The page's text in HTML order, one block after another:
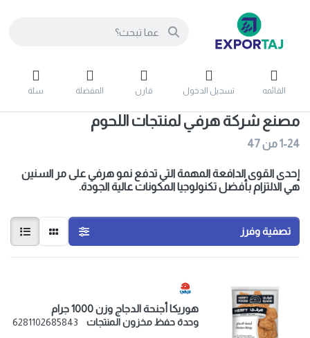
القائمه تسجيل الدخول قارن المفضلة سلة
مصنع شركة هرفي لمنتجات اللحوم
1-24من47
إحدى القوى الدافعة المهمة التي تدفع نمو هرفي على مر السنين
هي الالتزام بأفضل تكنولوجيا المكونات عالية الجودة.
تصفية وفرز
هوريكا أجنحة الدجاج وزن 1000 جرام
وحدة حفظ مخزون المنتجات 6281102685843